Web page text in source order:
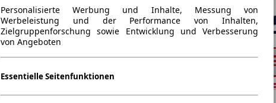
Personalisierte Werbung und Inhalte, Messung von
Werbeleistung und der Performance von Inhalten,
Zielgruppenforschung sowie Entwicklung und Verbesserung
von Angeboten
Essentielle Seitenfunktionen